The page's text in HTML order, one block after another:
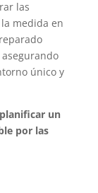
las
medida en
único y
un
por las